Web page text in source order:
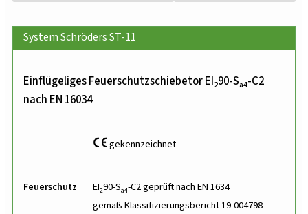
System Schröders ST-11
Einflügeliges Feuerschutzschiebetor EI290-Sa4-C2
nach EN 16034
gekennzeichnet
Feuerschutz EI290-Sa4-C2 geprüft nach EN 1634
gemäß Klassifizierungsbericht 19-004798